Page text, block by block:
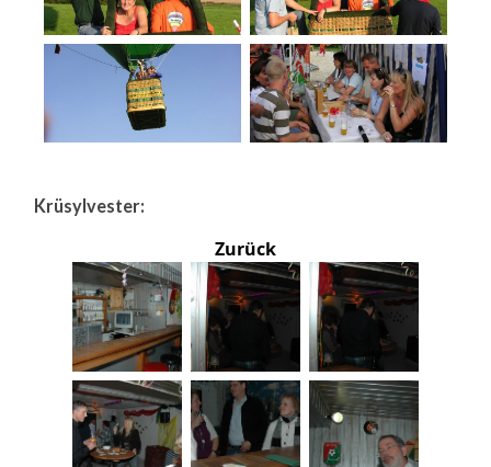
Krüsylvester:
Zurück